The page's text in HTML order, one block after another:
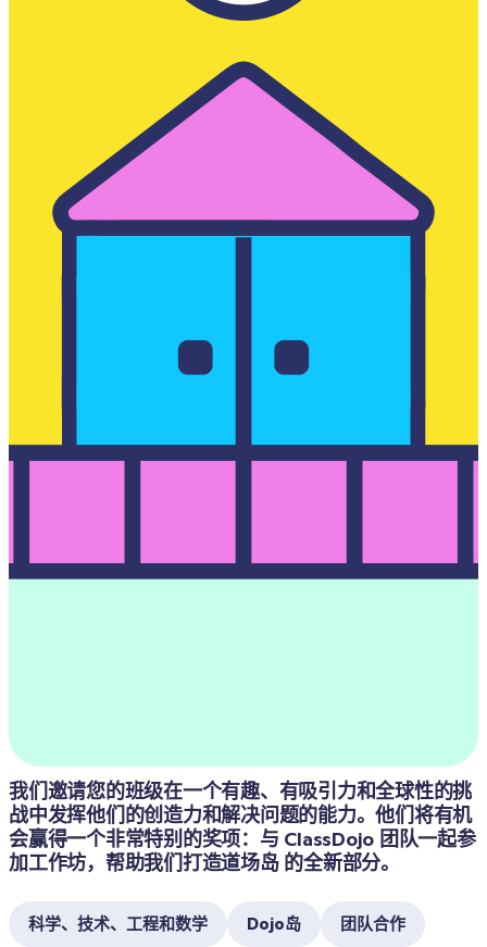
我们邀请您的班级在一个有趣、有吸引力和全球性的挑
战中发挥他们的创造力和解决问题的能力。他们将有机
会赢得一个非常特别的奖项：与 ClassDojo 团队一起参
加工作坊，帮助我们打造道场岛 的全新部分。
科学、技术、工程和数学 Dojo岛 团队合作